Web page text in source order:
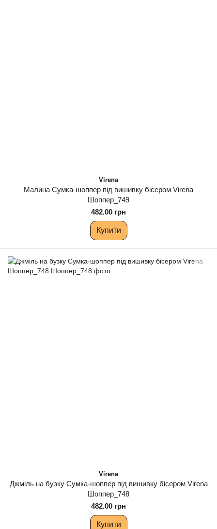
Virena
Малина Сумка-шоппер під вишивку бісером Virena
Шоппер_749
482.00 грн
Купити
Virena
Джміль на бузку Сумка-шоппер під вишивку бісером Virena
Шоппер_748
482.00 грн
Купити